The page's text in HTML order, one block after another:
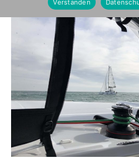
Verstanden